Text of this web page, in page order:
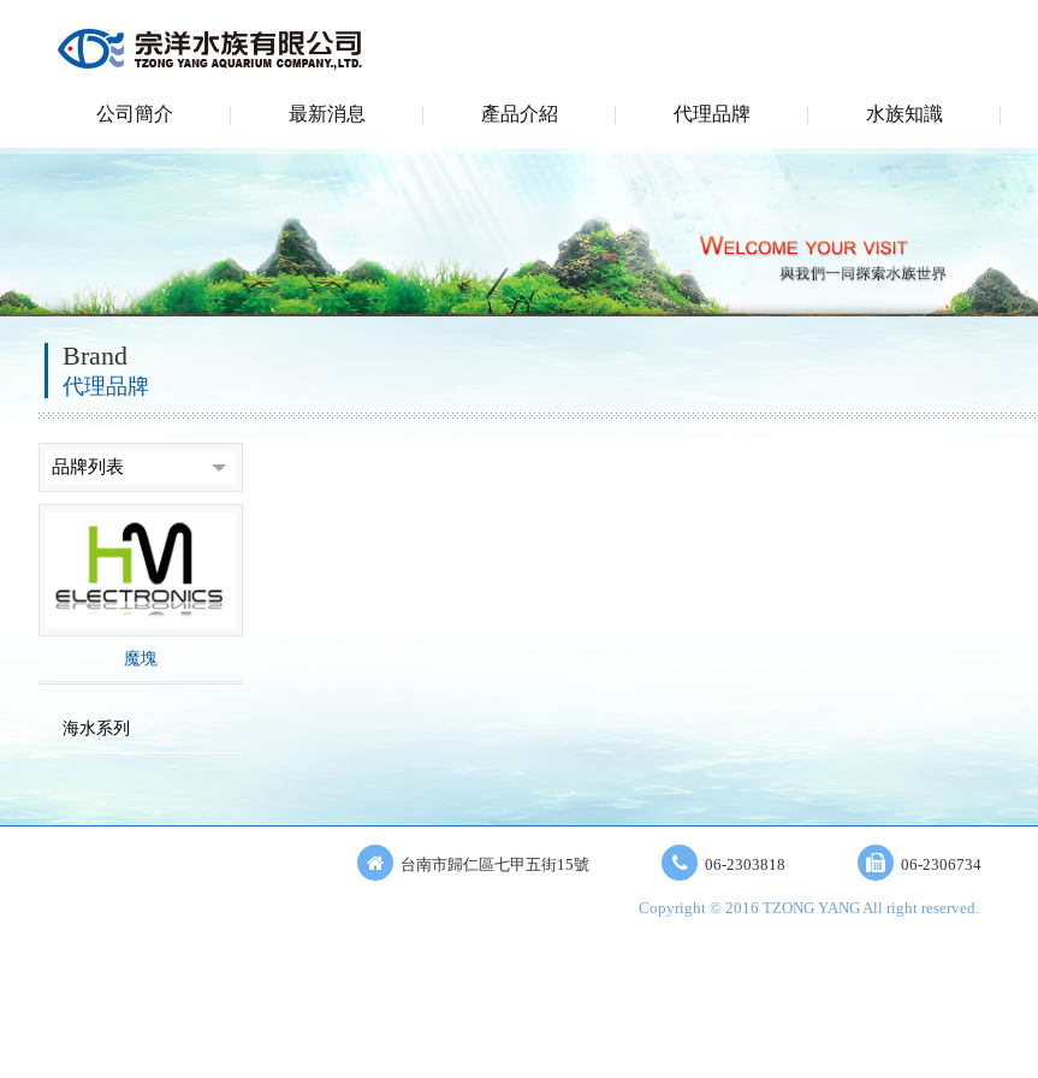
公司簡介 最新消息 產品介紹 代理品牌 水族知識
Brand
代理品牌
品牌列表
魔塊
海水系列
台南市歸仁區七甲五街15號 06-2303818 06-2306734
Copyright © 2016 TZONG YANG All right reserved.